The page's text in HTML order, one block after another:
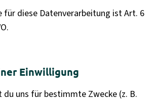
für diese Datenverarbeitung ist Art. 6
Einwilligung
du uns für bestimmte Zwecke (z. B.